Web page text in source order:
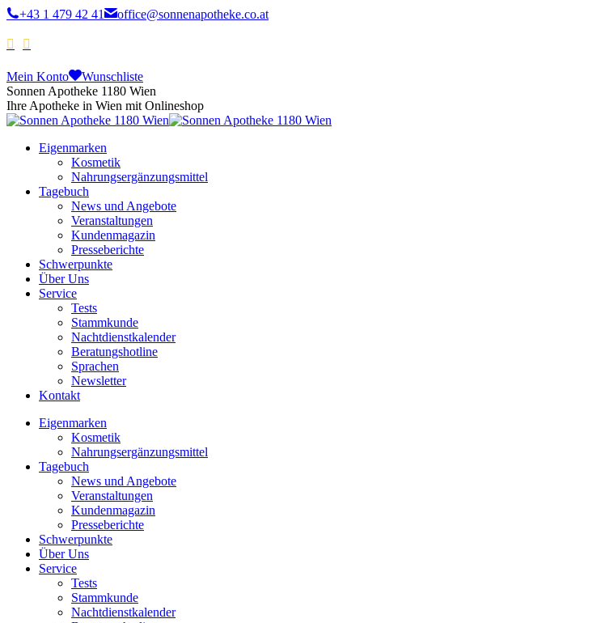
+43 1 479 42 41 office@sonnenapotheke.co.at
Mein Konto
Wunschliste
Sonnen Apotheke 1180 Wien
Ihre Apotheke in Wien mit Onlineshop
Eigenmarken
Kosmetik
Nahrungsergänzungsmittel
Tagebuch
News und Angebote
Veranstaltungen
Kundenmagazin
Presseberichte
Schwerpunkte
Über Uns
Service
Tests
Stammkunde
Nachtdienstkalender
Beratungshotline
Sprachen
Newsletter
Kontakt
Eigenmarken
Kosmetik
Nahrungsergänzungsmittel
Tagebuch
News und Angebote
Veranstaltungen
Kundenmagazin
Presseberichte
Schwerpunkte
Über Uns
Service
Tests
Stammkunde
Nachtdienstkalender